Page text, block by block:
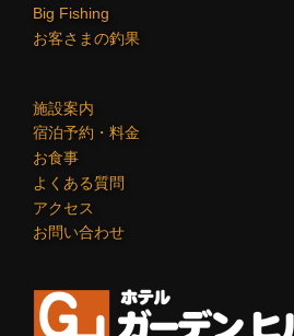
Big Fishing
お客さまの釣果
施設案内
宿泊予約・料金
お食事
よくある質問
アクセス
お問い合わせ